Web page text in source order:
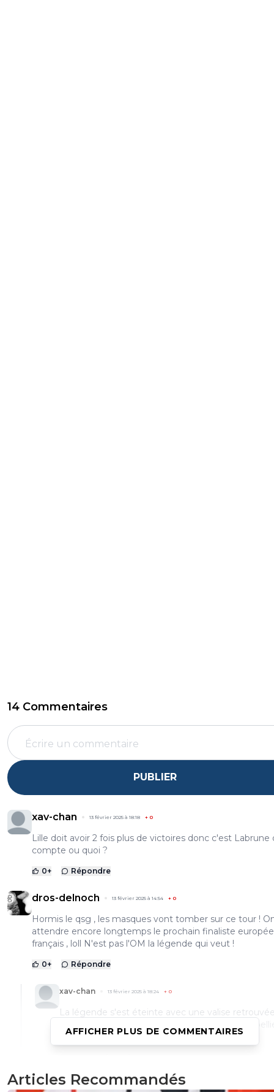
14 Commentaires
PUBLIER
xav-chan 13 février 2025 à 18:18 + 0
Lille doit avoir 2 fois plus de victoires donc c'est Labrune
compte ou quoi ?
0+ Répondre
dros-delnoch 13 février 2025 à 14:54 + 0
Hormis le qsg , les masques vont tomber sur ce tour !
attendre encore longtemps le prochain finaliste
français , loll N'est pas l'OM la légende qui veut !
0+ Répondre
xav-chan 13 février 2025 à 18:24 + 0
La légende s'est éteinte avec une valise
avec le 2ème budget.
no-13-baby 13 février 2025 à 13:37 +3
AFFICHER PLUS DE COMMENTAIRES
Articles Recommandés